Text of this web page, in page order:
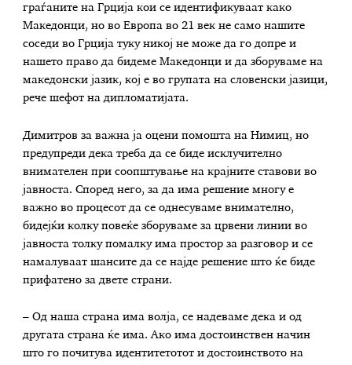
граѓаните на Грција кои се идентификуваат како
Македонци, но во Европа во 21 век не само нашите
соседи во Грција туку никој не може да го допре и
нашето право да бидеме Македонци и да зборуваме на
македонски јазик, кој е во групата на словенски јазици,
рече шефот на дипломатијата.
Димитров за важна ја оцени помошта на Нимиц, но
предупреди дека треба да се биде исклучително
внимателен при соопштување на крајните ставови во
јавноста. Според него, за да има решение многу е
важно во процесот да се однесуваме внимателно,
бидејќи колку повеќе зборуваме за црвени линии во
јавноста толку помалку има простор за разговор и се
намалуваат шансите да се најде решение што ќе биде
прифатено за двете страни.
– Од наша страна има волја, се надеваме дека и од
другата страна ќе има. Ако има достоинствен начин
што го почитува идентитетотот и достоинството на